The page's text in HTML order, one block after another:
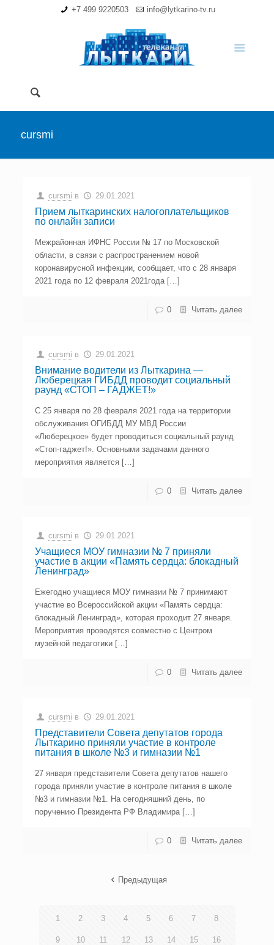
+7 499 9220503 info@lytkarino-tv.ru
cursmi
cursmi в 29.01.2021
Прием лыткаринских налогоплательщиков
по онлайн записи
Межрайонная ИФНС России № 17 по Московской
области, в связи с распространением новой
коронавирусной инфекции, сообщает, что с 28 января
2021 года по 12 февраля 2021года […]
0 Читать далее
cursmi в 29.01.2021
Внимание водители из Лыткарина —
Люберецкая ГИБДД проводит социальный
раунд «СТОП – ГАДЖЕТ!»
С 25 января по 28 февраля 2021 года на территории
обслуживания ОГИБДД МУ МВД России
«Люберецкое» будет проводиться социальный раунд
«Стоп-гаджет!». Основными задачами данного
мероприятия является […]
0 Читать далее
cursmi в 29.01.2021
Учащиеся МОУ гимназии № 7 приняли
участие в акции «Память сердца: блокадный
Ленинград»
Ежегодно учащиеся МОУ гимназии № 7 принимают
участие во Всероссийской акции «Память сердца:
блокадный Ленинград», которая проходит 27 января.
Мероприятия проводятся совместно с Центром
музейной педагогики […]
0 Читать далее
cursmi в 29.01.2021
Представители Cовета депутатов города
Лыткарино приняли участие в контроле
питания в школе №3 и гимназии №1
27 января представители Cовета депутатов нашего
города приняли участие в контроле питания в школе
№3 и гимназии №1. На сегодняшний день, по
поручению Президента РФ Владимира […]
0 Читать далее
Предыдущая
1 2 3 4 5 6 7 8
9 10 11 12 13 14 15 16